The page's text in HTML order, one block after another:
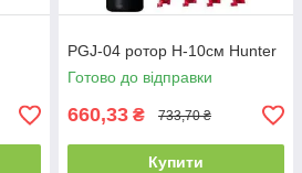
PGJ-04 ротор H-10см Hunter
Готово до відправки
660,33 ₴ 733,70 ₴
Купити